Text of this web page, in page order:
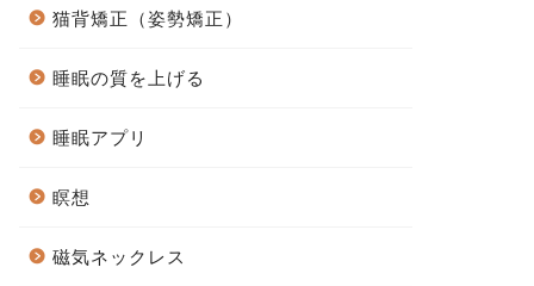
猫背矯正（姿勢矯正）
睡眠の質を上げる
睡眠アプリ
瞑想
磁気ネックレス